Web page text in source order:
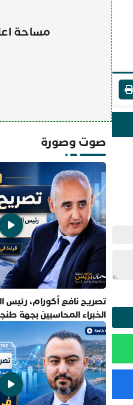
مساحة
صوت وصورة
تصريح نافع أكورام، رئيس
الخبراء المحاسبين بجهة